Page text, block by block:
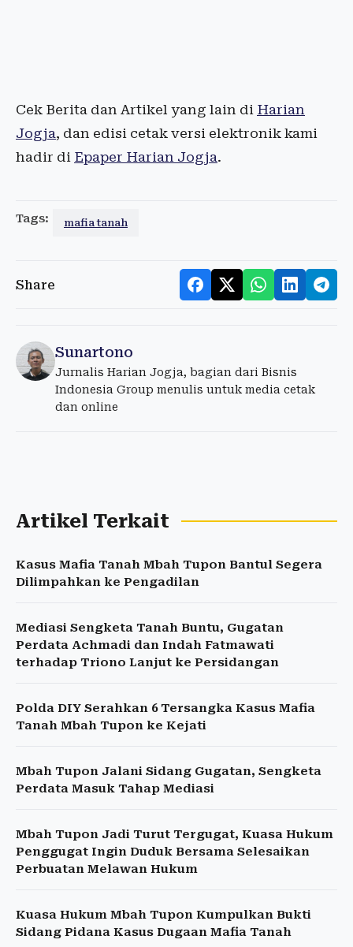
Cek Berita dan Artikel yang lain di Harian
Jogja, dan edisi cetak versi elektronik kami
hadir di Epaper Harian Jogja.
Tags: mafia tanah
Share
Sunartono
Jurnalis Harian Jogja, bagian dari Bisnis
Indonesia Group menulis untuk media cetak
dan online
Artikel Terkait
Kasus Mafia Tanah Mbah Tupon Bantul Segera
Dilimpahkan ke Pengadilan
Mediasi Sengketa Tanah Buntu, Gugatan
Perdata Achmadi dan Indah Fatmawati
terhadap Triono Lanjut ke Persidangan
Polda DIY Serahkan 6 Tersangka Kasus Mafia
Tanah Mbah Tupon ke Kejati
Mbah Tupon Jalani Sidang Gugatan, Sengketa
Perdata Masuk Tahap Mediasi
Mbah Tupon Jadi Turut Tergugat, Kuasa Hukum
Penggugat Ingin Duduk Bersama Selesaikan
Perbuatan Melawan Hukum
Kuasa Hukum Mbah Tupon Kumpulkan Bukti
Sidang Pidana Kasus Dugaan Mafia Tanah